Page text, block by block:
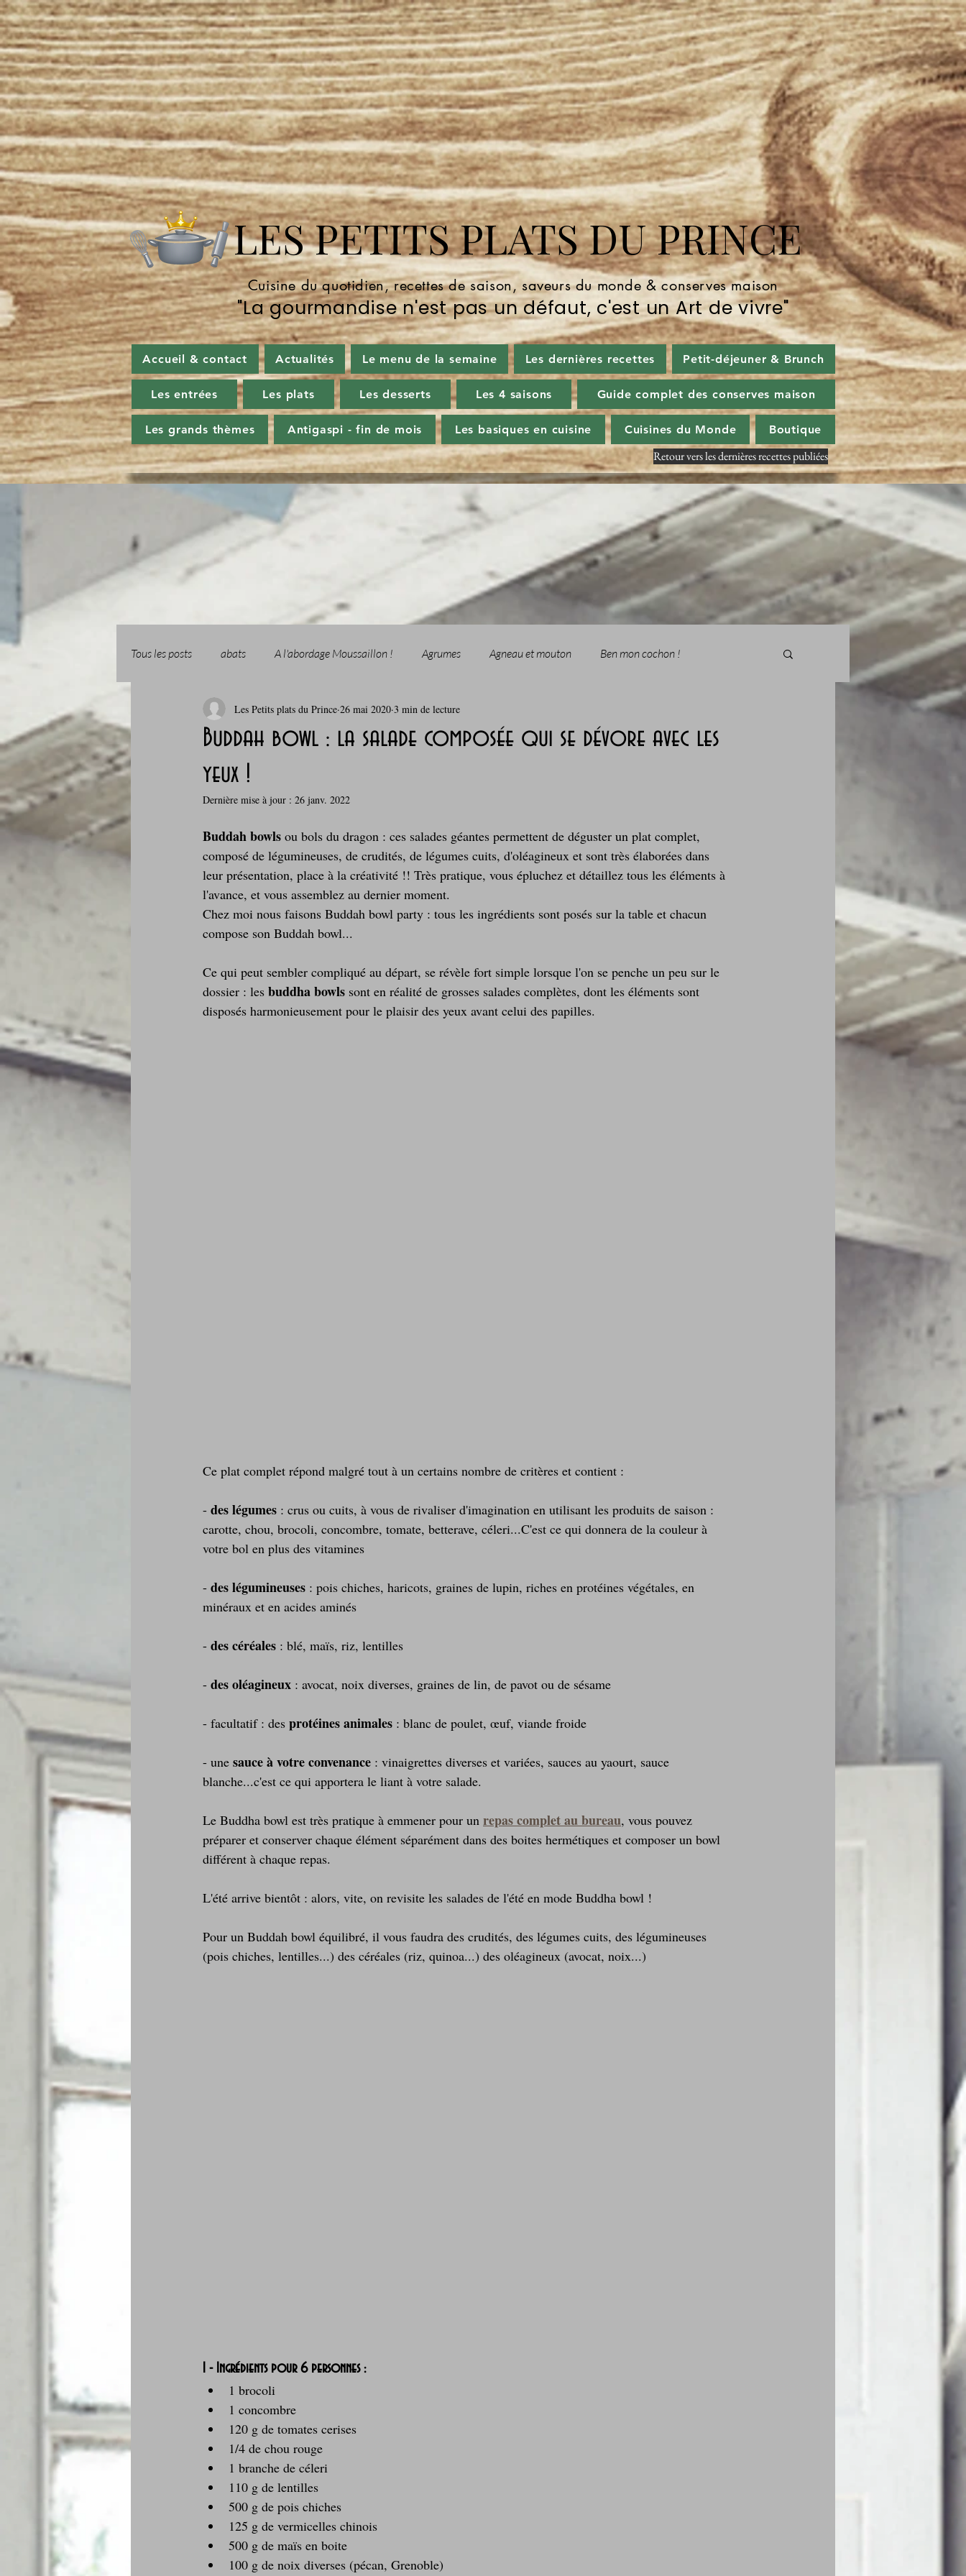
LES PETITS PLATS DU PRINCE
Cuisine du quotidien, recettes de saison, saveurs du monde & conserves maison
"La gourmandise n'est pas un défaut, c'est un Art de vivre"
Accueil & contact Actualités Le menu de la semaine Les dernières recettes Petit-déjeuner & Brunch
Les entrées Les plats Les desserts Les 4 saisons Guide complet des conserves maison
Les grands thèmes Antigaspi - fin de mois Les basiques en cuisine Cuisines du Monde Boutique
Retour vers les dernières recettes publiées
Tous les posts abats A l'abordage Moussaillon ! Agrumes Agneau et mouton Ben mon cochon !
Boissons et cocktails Boulangerie Breakfast c'est la rentrée !
Comfort food, les recettes doudou
Fondus de chocolat fruits à coque Garden Party - buffet - Verrines Gâteau d'anniversaire
Glaces, sorbets, desserts glacés Grillades, barbecues et plancha
Je mange au bureau : gamelle, bento Laitages La Montagne ça nous gagne !
Buddah bowl : la salade composée qui se dévore avec les
yeux !
Les Petits plats du Prince 26 mai 2020 3 min de lecture
Dernière mise à jour : 26 janv. 2022
Buddah bowls ou bols du dragon : ces salades géantes permettent de déguster un plat complet,
composé de légumineuses, de crudités, de légumes cuits, d'oléagineux et sont très élaborées dans
leur présentation, place à la créativité !! Très pratique, vous épluchez et détaillez tous les éléments à
l'avance, et vous assemblez au dernier moment.
Chez moi nous faisons Buddah bowl party : tous les ingrédients sont posés sur la table et chacun
compose son Buddah bowl...
Ce qui peut sembler compliqué au départ, se révèle fort simple lorsque l'on se penche un peu sur le
dossier : les buddha bowls sont en réalité de grosses salades complètes, dont les éléments sont
disposés harmonieusement pour le plaisir des yeux avant celui des papilles.
Ce plat complet répond malgré tout à un certains nombre de critères et contient :
- des légumes : crus ou cuits, à vous de rivaliser d'imagination en utilisant les produits de saison :
carotte, chou, brocoli, concombre, tomate, betterave, céleri...C'est ce qui donnera de la couleur à
votre bol en plus des vitamines
- des légumineuses : pois chiches, haricots, graines de lupin, riches en protéines végétales, en
minéraux et en acides aminés
- des céréales : blé, maïs, riz, lentilles
- des oléagineux : avocat, noix diverses, graines de lin, de pavot ou de sésame
- facultatif : des protéines animales : blanc de poulet, œuf, viande froide
- une sauce à votre convenance : vinaigrettes diverses et variées, sauces au yaourt, sauce
blanche...c'est ce qui apportera le liant à votre salade.
Le Buddha bowl est très pratique à emmener pour un repas complet au bureau, vous pouvez
préparer et conserver chaque élément séparément dans des boites hermétiques et composer un bowl
différent à chaque repas.
L'été arrive bientôt : alors, vite, on revisite les salades de l'été en mode Buddha bowl !
Pour un Buddah bowl équilibré, il vous faudra des crudités, des légumes cuits, des légumineuses
(pois chiches, lentilles...) des céréales (riz, quinoa...) des oléagineux (avocat, noix...)
1 - Ingrédients pour 6 personnes :
1 brocoli
1 concombre
120 g de tomates cerises
1/4 de chou rouge
1 branche de céleri
110 g de lentilles
500 g de pois chiches
125 g de vermicelles chinois
500 g de maïs en boite
100 g de noix diverses (pécan, Grenoble)